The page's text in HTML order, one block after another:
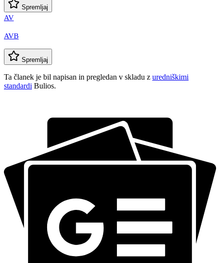
Spremljaj
AV
AVB
Spremljaj
Ta članek je bil napisan in pregledan v skladu z uredniškimi
standardi Bulios.